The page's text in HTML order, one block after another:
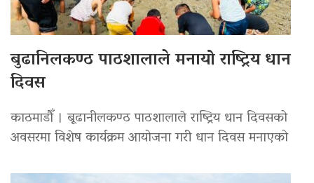
बुढानिलकण्ठ पाठशालाले मनायो राष्ट्रिय धान
दिवस
काठमाडौँ । बूढानीलकण्ठ पाठशालाले राष्ट्रिय धान दिवसको
अवसरमा विशेष कार्यक्रम आयोजना गरी धान दिवस मनाएको